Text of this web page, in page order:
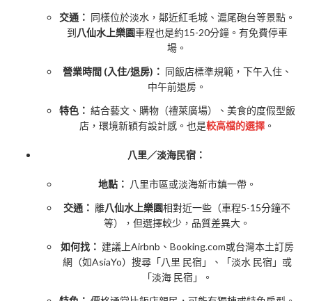
交通： 同樣位於淡水，鄰近紅毛城、滬尾砲台等景點。
到八仙水上樂園車程也是約15-20分鐘。有免費停車
場。
營業時間 (入住/退房)： 同飯店標準規範，下午入住、
中午前退房。
特色： 結合藝文、購物（禮萊廣場）、美食的度假型飯
店，環境新穎有設計感。也是較高檔的選擇 。
八里／淡海民宿：
地點： 八里市區或淡海新市鎮一帶。
交通： 離八仙水上樂園相對近一些（車程5-15分鐘不
等），但選擇較少，品質差異大。
如何找： 建議上Airbnb、Booking.com或台灣本土訂房
網（如AsiaYo）搜尋「八里 民宿」、「淡水 民宿」或
「淡海 民宿」。